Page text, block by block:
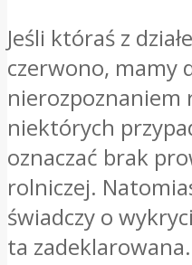
Jeśli któraś z
czerwono, mamy
nierozpoznaniem
niektórych
oznaczać brak
rolniczej.
świadczy o
ta zadeklarowana.